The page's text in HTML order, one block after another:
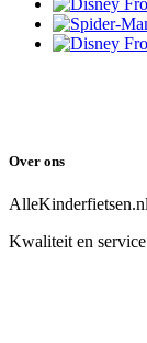
Over ons
Kwaliteit en